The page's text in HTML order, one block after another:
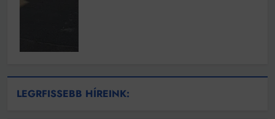
LEGRFISSEBB HÍREINK: